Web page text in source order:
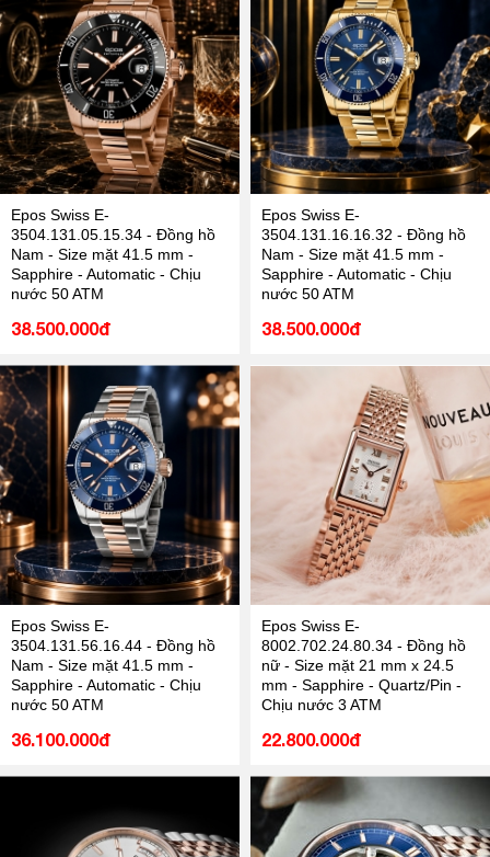
Epos Swiss E-
3504.131.05.15.34 - Đồng hồ
Nam - Size mặt 41.5 mm -
Sapphire - Automatic - Chịu
nước 50 ATM
38.500.000đ
Epos Swiss E-
3504.131.16.16.32 - Đồng hồ
Nam - Size mặt 41.5 mm -
Sapphire - Automatic - Chịu
nước 50 ATM
38.500.000đ
Epos Swiss E-
3504.131.56.16.44 - Đồng hồ
Nam - Size mặt 41.5 mm -
Sapphire - Automatic - Chịu
nước 50 ATM
36.100.000đ
Epos Swiss E-
8002.702.24.80.34 - Đồng hồ
nữ - Size mặt 21 mm x 24.5
mm - Sapphire - Quartz/Pin -
Chịu nước 3 ATM
22.800.000đ